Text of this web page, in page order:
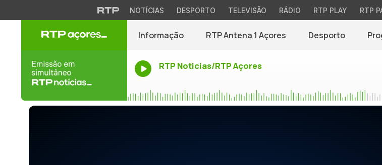
NOTÍCIAS DESPORTO TELEVISÃO RÁDIO RTP PLAY RTP
Informação RTP Antena 1 Açores Desporto
RTP Noticias/RTP Açores